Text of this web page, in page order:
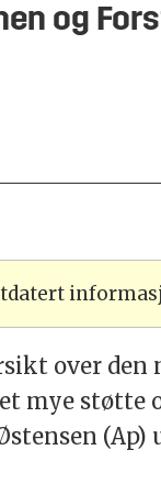
og
over den
mye støtte
(Ap)